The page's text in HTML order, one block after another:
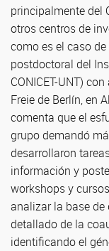
principalmente del
otros centros de
como es el caso
postdoctoral del
CONICET-UNT)
Freie de Berlín, en
comenta que el
grupo demandó
desarrollaron
información y
workshops y
analizar la base
detallado de la
identificando el